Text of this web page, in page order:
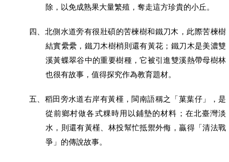
除，以免成熟果大量繁殖，奪走這方珍貴的小丘。
四、 北側水道旁有很壯碩的苦楝樹和鐵刀木，此際苦楝樹
結實纍纍，鐵刀木樹梢則還有黃花；鐵刀木是美濃雙
溪黃蝶翠谷中的重要樹種，它被引進雙溪熱帶母樹林
也很有故事，值得探究作為教育題材。
五、 稻田旁水道右岸有黃槿，閩南語稱之「菓葉仔」，是
從前鄉村做各式粿時用以鋪墊的材料；在北臺灣淡
水，則還有黃槿、林投幫忙抵禦外侮，贏得「清法戰
爭」的傳說故事。